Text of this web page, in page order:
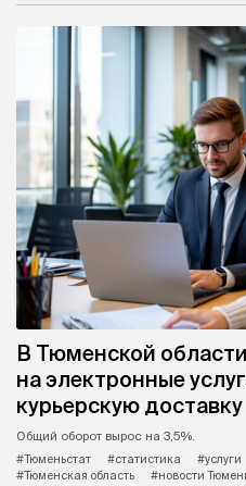
В Тюменской
на электронные
курьерскую доставку
Общий оборот вырос на 3,5%.
#Тюменьстат
#статистика #услуги
#Тюменская область
#новости